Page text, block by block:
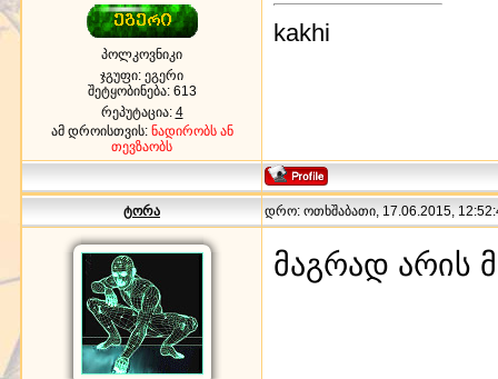
პოლკოვნიკი
ჯგუფი: ეგერი
შეტყობინება: 613
რეპუტაცია: 4
ამ დროისთვის: ნადირობს ან
თევზაობს
kakhi
ტორა დრო: ოთხშაბათი, 17.06.2015,
მაგრად არის